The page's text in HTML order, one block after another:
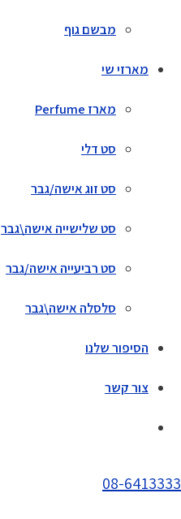
מבשם גוף
מארזי שי
מארז Perfume
סט דלי
סט זוג אישה/גבר
סט שלישייה אישה\גבר
סט רביעייה אישה/גבר
סלסלה אישה\גבר
הסיפור שלנו
צור קשר
08-6413333